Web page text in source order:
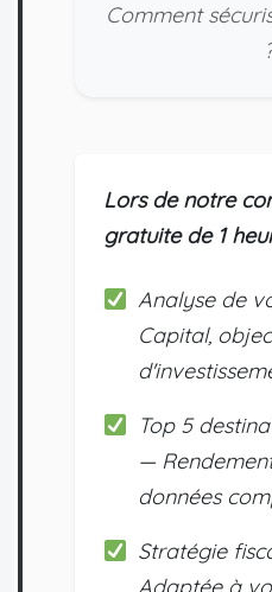
Comment
Lors de notre
gratuite de 1
Analyse de
Capital,
Top 5
—
données
Stratégie